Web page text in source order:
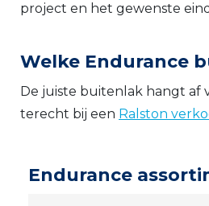
project en het gewenste
Welke Endurance
De juiste buitenlak hangt af
terecht bij een Ralston
Endurance